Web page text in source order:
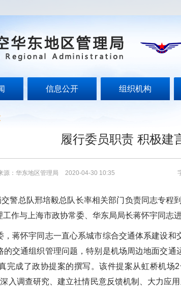
信息公开 组织机构
履行委员职责 积极建
源：华东地区管理局 2020-04-30 10:35
警总队邢培毅总队长率相关部门负责同志专程
作与上海市政协常委、华东局局长蒋怀宇同志
，蒋怀宇同志一直心系城市综合交通体系建设
交通组织管理问题，特别是机场周边地面交
完成了政协提案的撰写。该件提案从虹桥机场2
入调查研究、建立社情民意反馈机制、大力应